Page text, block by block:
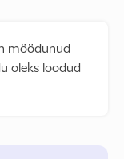
möödunud
oleks loodud